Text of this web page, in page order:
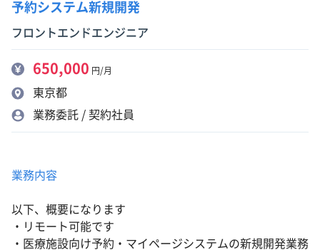
予約システム新規開発
フロントエンドエンジニア
650,000 円/月
東京都
業務委託 / 契約社員
業務内容
以下、概要になります
・リモート可能です
・医療施設向け予約・マイページシステムの新規開発業務